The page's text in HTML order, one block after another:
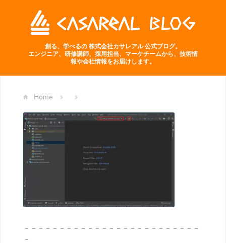
創る、学べるの 株式会社カサレアル 公式ブログ。
エンジニア、研修講師、採用担当、マーケチームから、技術情
報や会社情報をお届けします。
Home
－－－－－－－－－－－－－－－－－－－－－－－－－
－